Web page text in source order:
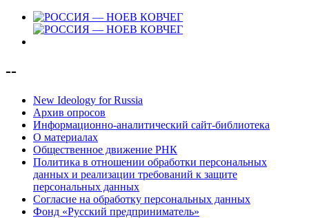
--
New Ideology for Russia
Архив опросов
Информационно-аналитический сайт-библиотека
О материалах
Общественное движение РНК
Политика в отношении обработки персональных
данных и реализации требований к защите
персональных данных
Согласие на обработку персональных данных
Фонд «Русский предприниматель»